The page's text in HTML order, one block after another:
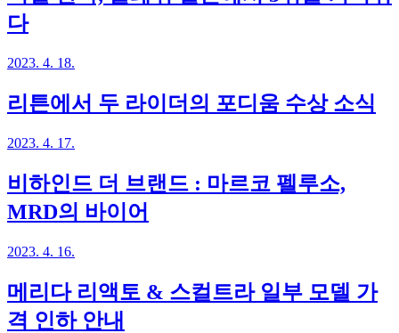
다
2023. 4. 18.
리튼에서 두 라이더의 포디움 수상 소식
2023. 4. 17.
비하인드 더 브랜드 : 마르코 펠루소,
MRD의 바이어
2023. 4. 16.
메리다 리액토 & 스컬트라 일부 모델 가
격 인하 안내